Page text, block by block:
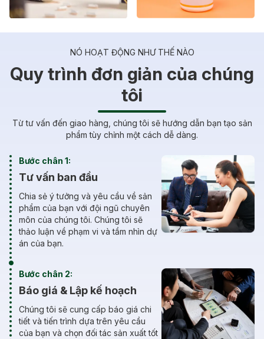
NÓ HOẠT ĐỘNG NHƯ THẾ NÀO
Quy trình đơn giản của chúng
tôi
Từ tư vấn đến giao hàng, chúng tôi sẽ hướng dẫn bạn tạo sản
phẩm tùy chỉnh một cách dễ dàng.
Bước chân 1:
Tư vấn ban đầu
Chia sẻ ý tưởng và yêu cầu về sản
phẩm của bạn với đội ngũ chuyên
môn của chúng tôi. Chúng tôi sẽ
thảo luận về phạm vi và tầm nhìn dự
án của bạn.
Bước chân 2:
Báo giá & Lập kế hoạch
Chúng tôi sẽ cung cấp báo giá chi
tiết và tiến trình dựa trên yêu cầu
của bạn và chọn đối tác sản xuất tốt